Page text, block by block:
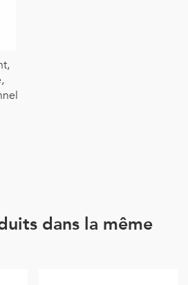
dans la même